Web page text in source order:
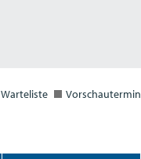
Warteliste Vorschautermin